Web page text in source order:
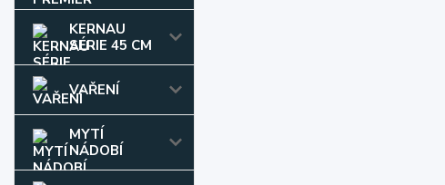
KERNAU
SÉRIE 45 CM
VAŘENÍ
MYTÍ
NÁDOBÍ